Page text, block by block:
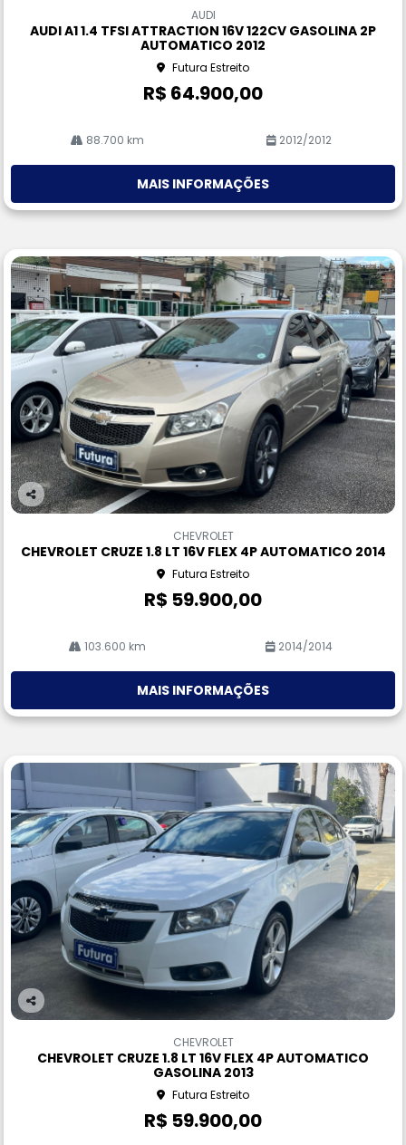
rtil
AUDI
AUDI A1 1.4 TFSI ATTRACTION 16V 122CV GASOLINA 2P
AUTOMATICO 2012
Futura Estreito
R$ 64.900,00
88.700 km 2012/2012
MAIS INFORMAÇÕES
Co
rtil
CHEVROLET
CHEVROLET CRUZE 1.8 LT 16V FLEX 4P AUTOMATICO 2014
Futura Estreito
R$ 59.900,00
103.600 km 2014/2014
MAIS INFORMAÇÕES
Co
CHEVROLET
CHEVROLET CRUZE 1.8 LT 16V FLEX 4P AUTOMATICO
GASOLINA 2013
Futura Estreito
R$ 59.900,00